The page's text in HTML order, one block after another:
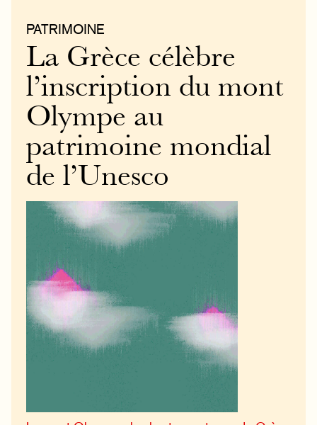
PATRIMOINE
La Grèce célèbre
l’inscription du mont
Olympe au
patrimoine mondial
de l’Unesco